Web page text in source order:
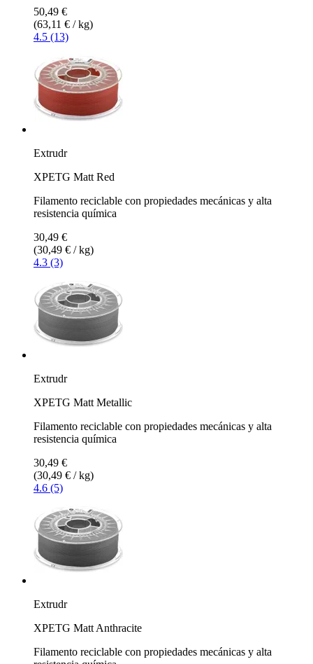
50,49 €
(63,11 € / kg)
4.5 (13)
Extrudr
XPETG Matt Red
Filamento reciclable con propiedades mecánicas y alta
resistencia química
30,49 €
(30,49 € / kg)
4.3 (3)
Extrudr
XPETG Matt Metallic
Filamento reciclable con propiedades mecánicas y alta
resistencia química
30,49 €
(30,49 € / kg)
4.6 (5)
Extrudr
XPETG Matt Anthracite
Filamento reciclable con propiedades mecánicas y alta